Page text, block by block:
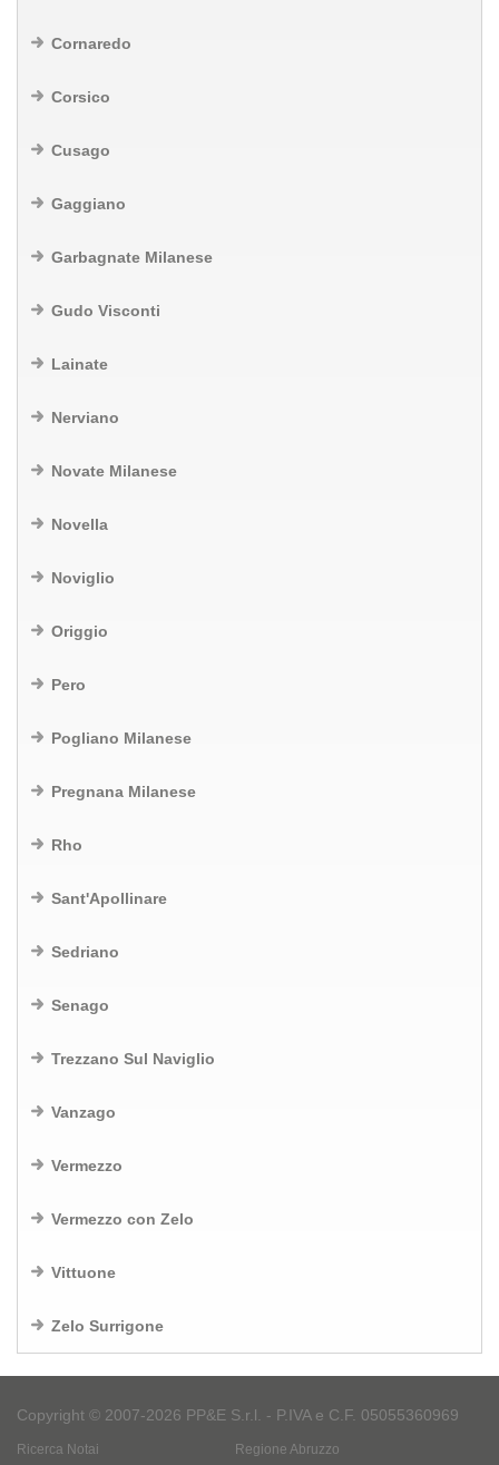
Cornaredo
Corsico
Cusago
Gaggiano
Garbagnate Milanese
Gudo Visconti
Lainate
Nerviano
Novate Milanese
Novella
Noviglio
Origgio
Pero
Pogliano Milanese
Pregnana Milanese
Rho
Sant'Apollinare
Sedriano
Senago
Trezzano Sul Naviglio
Vanzago
Vermezzo
Vermezzo con Zelo
Vittuone
Zelo Surrigone
Copyright © 2007-2026 PP&E S.r.l. - P.IVA e C.F. 05055360969
Ricerca Notai
Regione Abruzzo